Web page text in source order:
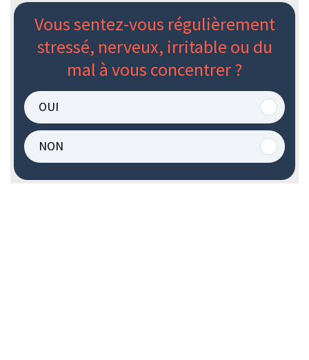
Vous sentez-vous régulièrement
stressé, nerveux, irritable ou du
mal à vous concentrer ?
OUI
NON